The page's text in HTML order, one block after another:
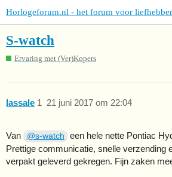
Horlogeforum.nl - het forum voor
S-watch
Ervaring met (Ver)Kopers
lassale 21 juni 2017 om 22:04
1
Van @s-watch
een hele nette Pontiac
Prettige communicatie, snelle verzending
verpakt geleverd gekregen. Fijn zaken